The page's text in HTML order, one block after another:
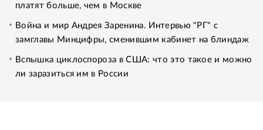
платят больше, чем в Москве
Война и мир Андрея Заренина. Интервью "РГ" с
замглавы Минцифры, сменившим кабинет на блиндаж
Вспышка циклоспороза в США: что это такое и можно
ли заразиться им в России